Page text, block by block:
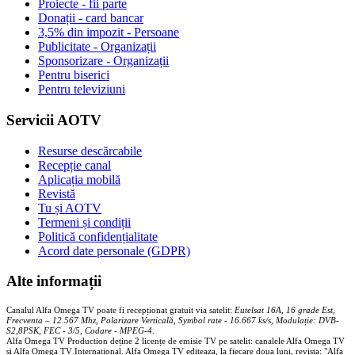
Proiecte - fii parte
Donații - card bancar
3,5% din impozit - Persoane
Publicitate - Organizații
Sponsorizare - Organizații
Pentru biserici
Pentru televiziuni
Servicii AOTV
Resurse descărcabile
Recepție canal
Aplicația mobilă
Revistă
Tu și AOTV
Termeni și condiții
Politică confidențialitate
Acord date personale (GDPR)
Alte informații
Canalul Alfa Omega TV poate fi recepționat gratuit via satelit: Eutelsat 16A, 16 grade Est,
Frecventa – 12.567 Mhz, Polarizare Verticală, Symbol rate - 16.667 ks/s, Modulație: DVB-
S2,8PSK, FEC - 3/5, Codare - MPEG-4
Alfa Omega TV Production deține 2 licențe de emisie TV pe satelit: canalele Alfa Omega TV
și Alfa Omega TV Internațional. Alfa Omega TV editeaza, la fiecare doua luni, revista: "Alfa